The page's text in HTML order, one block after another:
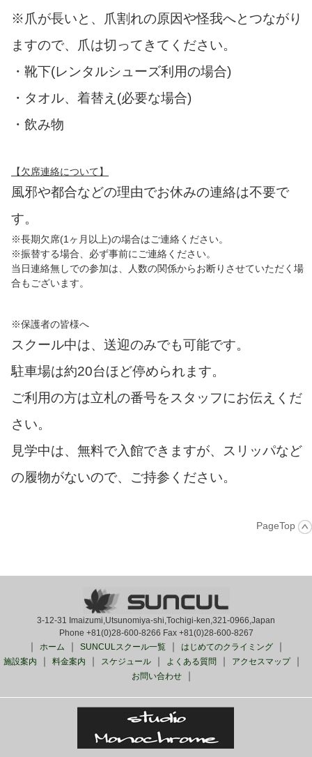
※爪が長いと、爪割れの原因や怪我へとつながり
ますので、爪は切ってきてください。
・靴下(レンタルシューズ利用の場合)
・タオル、着替え(必要な場合)
・飲み物
【欠席連絡について】
風邪や都合などの理由でお休みの連絡は不要で
す。
※長期欠席(1ヶ月以上)の場合はご連絡ください。
※振替する場合、必ず事前にご連絡ください。
当日連絡無しでの参加は、人数の関係からお断りさせていただく場
合もございます。
※保護者の皆様へ
スクール中は、送迎のみでも可能です。
駐車場は約20台ほど停められます。
ご利用の方は立札の番号をスタッフにお伝えくだ
さい。
見学中は、無料で入館できますが、スリッパなど
の履物がないので、ご持参ください。
PageTop
3-12-31 Imaizumi,Utsunomiya-shi,Tochigi-ken,321-0966,Japan
Phone +81(0)28-600-8266 Fax +81(0)28-600-8267
｜ ホーム ｜ SUNCULスクール一覧｜ はじめてのクライミング｜
施設案内 ｜ 料金案内 ｜ スケジュール ｜ よくある質問 ｜ アクセスマップ｜
お問い合わせ ｜